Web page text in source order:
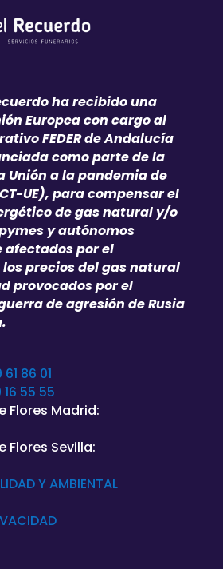
ha recibido una
Europea con cargo al
FEDER de Andalucía
como parte de la
Unión a la pandemia de
UE), para compensar el
de gas natural y/o
y autónomos
por el
precios del gas natural
provocados por el
de agresión de Rusia
86 01
16 55 55
Flores Madrid:
Flores Sevilla:
Y AMBIENTAL